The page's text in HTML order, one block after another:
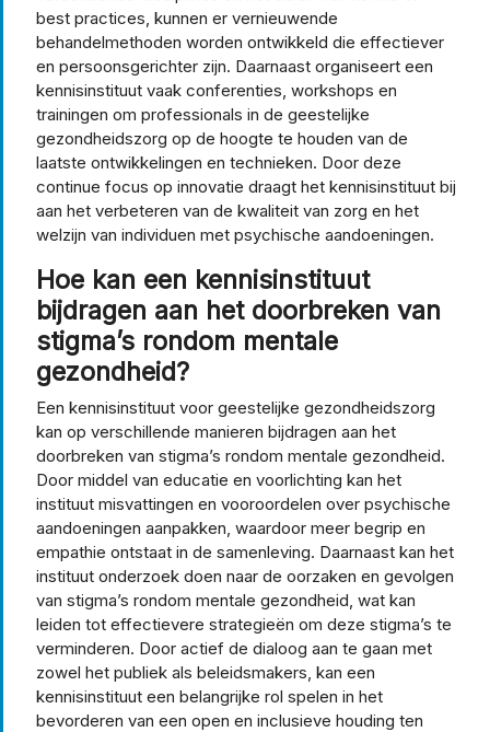
best practices, kunnen er vernieuwende
behandelmethoden worden ontwikkeld die effectiever
en persoonsgerichter zijn. Daarnaast organiseert een
kennisinstituut vaak conferenties, workshops en
trainingen om professionals in de geestelijke
gezondheidszorg op de hoogte te houden van de
laatste ontwikkelingen en technieken. Door deze
continue focus op innovatie draagt het kennisinstituut bij
aan het verbeteren van de kwaliteit van zorg en het
welzijn van individuen met psychische aandoeningen.
Hoe kan een kennisinstituut
bijdragen aan het doorbreken van
stigma’s rondom mentale
gezondheid?
Een kennisinstituut voor geestelijke gezondheidszorg
kan op verschillende manieren bijdragen aan het
doorbreken van stigma’s rondom mentale gezondheid.
Door middel van educatie en voorlichting kan het
instituut misvattingen en vooroordelen over psychische
aandoeningen aanpakken, waardoor meer begrip en
empathie ontstaat in de samenleving. Daarnaast kan het
instituut onderzoek doen naar de oorzaken en gevolgen
van stigma’s rondom mentale gezondheid, wat kan
leiden tot effectievere strategieën om deze stigma’s te
verminderen. Door actief de dialoog aan te gaan met
zowel het publiek als beleidsmakers, kan een
kennisinstituut een belangrijke rol spelen in het
bevorderen van een open en inclusieve houding ten